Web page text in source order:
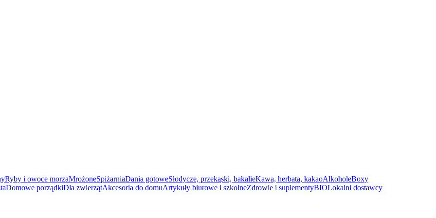
Ryby i owoce morzaMrożoneSpiżarniaDania gotoweSłodycze, przekąski, bakalieKawa, herbata, kakaoAlkoholeBoxy
Domowe porządkiDla zwierzątAkcesoria do domuArtykuły biurowe i szkolneZdrowie i suplementyBIOLokalni dostawcy